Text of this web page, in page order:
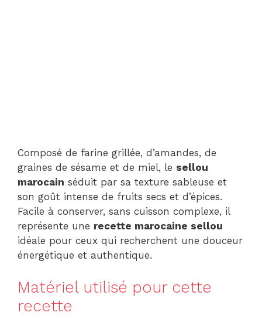
Composé de farine grillée, d’amandes, de
graines de sésame et de miel, le sellou
marocain séduit par sa texture sableuse et
son goût intense de fruits secs et d’épices.
Facile à conserver, sans cuisson complexe, il
représente une recette marocaine sellou
idéale pour ceux qui recherchent une douceur
énergétique et authentique.
Matériel utilisé pour cette
recette